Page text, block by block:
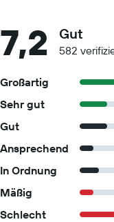
7,2 Gut
582
Großartig
Sehr gut
Gut
Ansprechend
In Ordnung
Mäßig
Schlecht